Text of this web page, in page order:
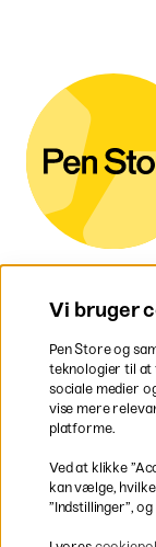
Vi bruger
Pen Store og
teknologier til at
sociale medier
vise mere
platforme.
Ved at klikke
kan vælge,
”Indstillinger”,